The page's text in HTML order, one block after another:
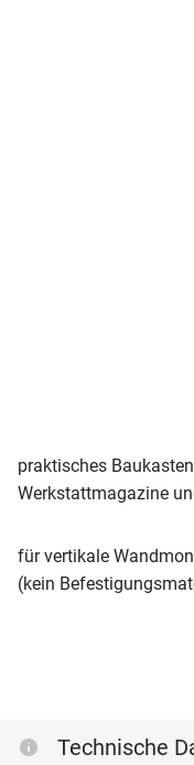
praktisches
Werkstattmagazine
für vertikale
(kein
Technische